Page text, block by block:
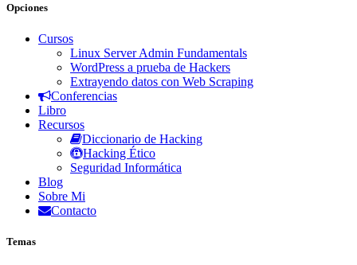
Opciones
Cursos
Linux Server Admin Fundamentals
WordPress a prueba de Hackers
Extrayendo datos con Web Scraping
Conferencias
Libro
Recursos
Diccionario de Hacking
Hacking Ético
Seguridad Informática
Blog
Sobre Mi
Contacto
Temas